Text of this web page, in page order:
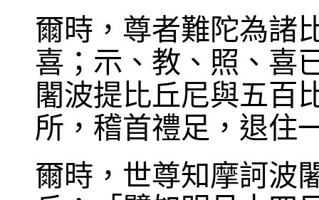
爾時，尊者難陀為諸
喜；示、教、照、喜
闍波提比丘尼與五百
所，稽首禮足，退住
爾時，世尊知摩訶波